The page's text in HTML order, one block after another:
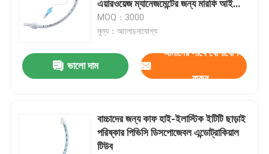
ব্রঙ্কিয়াল ব্লকার টিউব
সাকশন ক্যাথেটার
অরোফ্যারিঞ্জিয়াল এয়ারওয়ে টিউব
এয়ারওয়েজ ম্যানেজমেন্টের জন্য মারফি আই
ডিজাইন
MOQ：3000
মূল্য：আলোচনাযোগ্য
ভালো দাম
আমাদের সাথে যোগাযোগ
করুন
বাচ্চাদের জন্য কাফ হাই-ইলাস্টিক ইটিটি ছাড়াই
পরিষ্কার পিভিসি ডিসপোজেবল এন্ডোট্রাকিয়াল
টিউব